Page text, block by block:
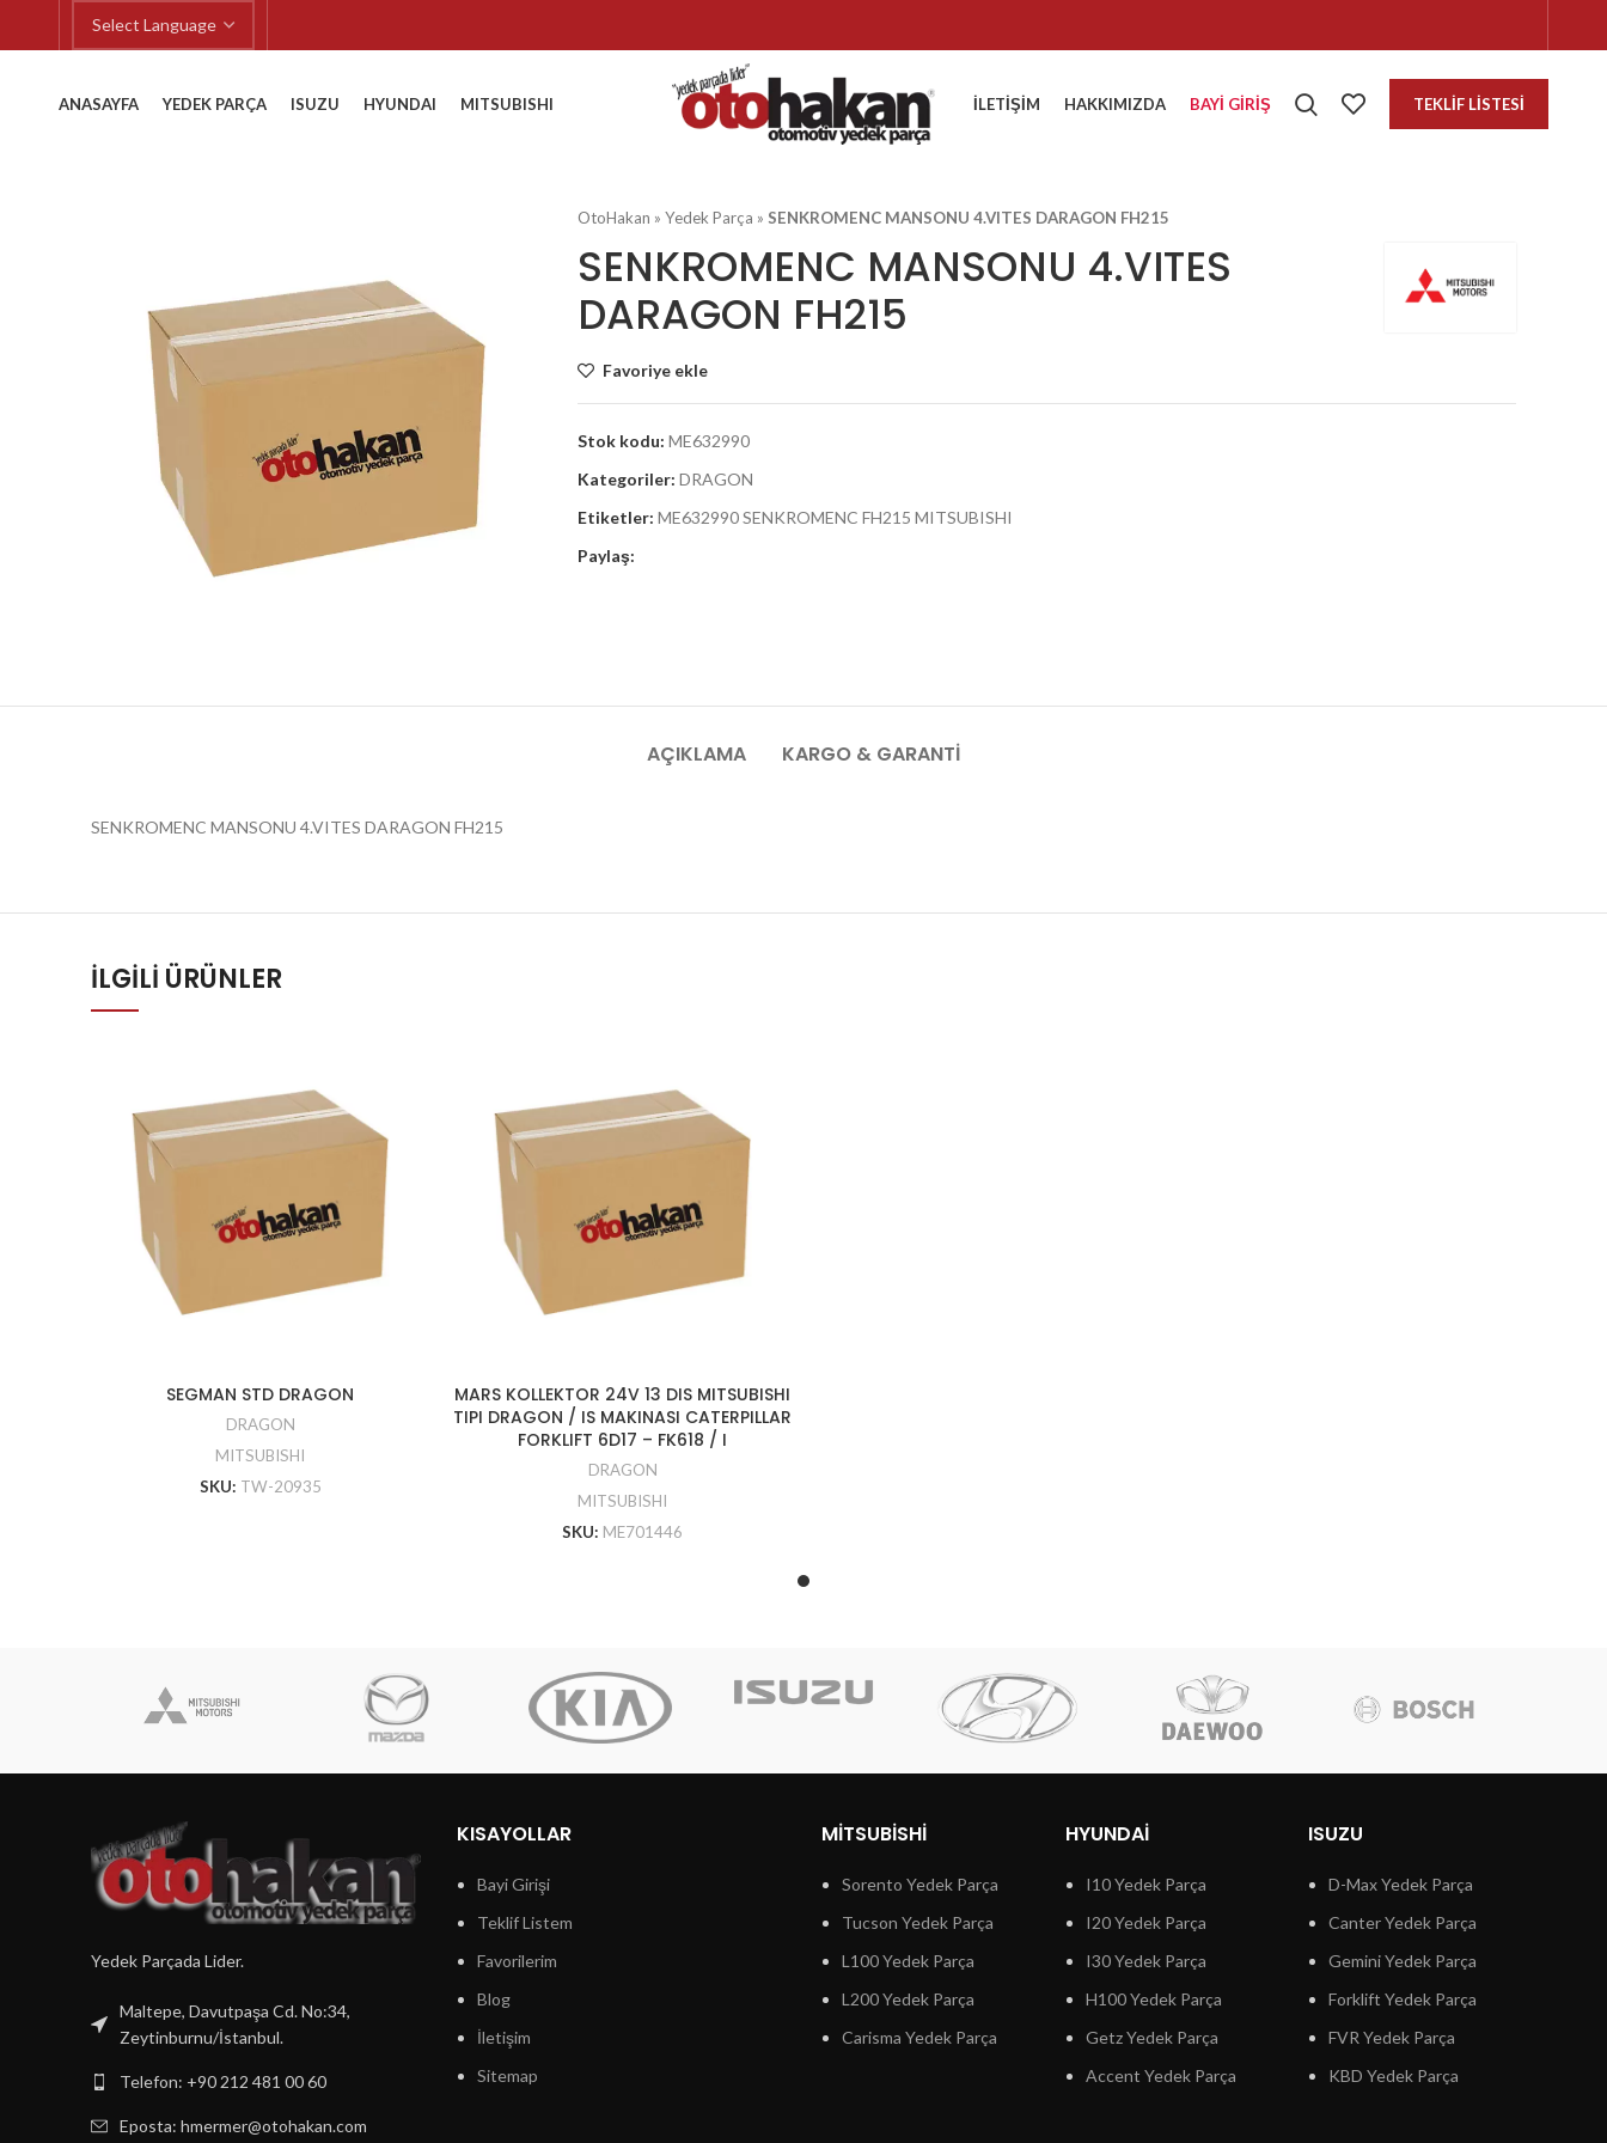
ANASAYFA YEDEK PARÇA ISUZU HYUNDAI MITSUBISHI İLETIŞIM HAKKIMIZDA BAYI GIRIŞ TEKLIF LISTESI
OtoHakan »Yedek Parça » SENKROMENC MANSONU 4.VITES DARAGON FH215
SENKROMENC MANSONU 4.VITES
DARAGON FH215
Favoriye ekle
Stok kodu:ME632990
Kategoriler: DRAGON
Etiketler: ME632990 SENKROMENC FH215 MITSUBISHI
Paylaş:
AÇIKLAMA KARGO & GARANTI
SENKROMENC MANSONU 4.VITES DARAGON FH215
İLGILI ÜRÜNLER
SEGMAN STD DRAGON
DRAGON
MITSUBISHI
SKU: TW-20935
MARS KOLLEKTOR 24V 13 DIS MITSUBISHI
TIPI DRAGON / IS MAKINASI CATERPILLAR
FORKLIFT 6D17 – FK618 / I
DRAGON
MITSUBISHI
SKU: ME701446
Yedek Parçada Lider.
Maltepe, Davutpaşa Cd. No:34,
Zeytinburnu/İstanbul.
Telefon: +90 212 481 00 60
Eposta: hmermer@otohakan.com
KISAYOLLAR
Bayi Girişi
Teklif Listem
Favorilerim
Blog
İletişim
Sitemap
MITSUBISHI
Sorento Yedek Parça
Tucson Yedek Parça
L100 Yedek Parça
L200 Yedek Parça
Carisma Yedek Parça
HYUNDAI
I10 Yedek Parça
I20 Yedek Parça
I30 Yedek Parça
H100 Yedek Parça
Getz Yedek Parça
Accent Yedek Parça
ISUZU
D-Max Yedek Parça
Canter Yedek Parça
Gemini Yedek Parça
Forklift Yedek Parça
FVR Yedek Parça
KBD Yedek Parça